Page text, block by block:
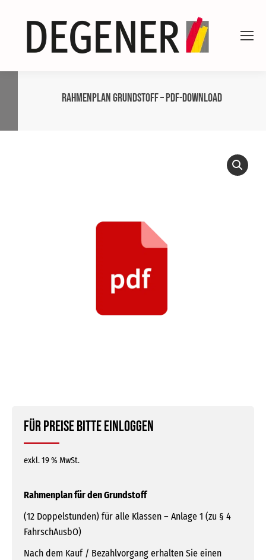
Rahmenplan Grundstoff – PDF-Download
Für Preise bitte einloggen
exkl. 19 % MwSt.
Rahmenplan für den Grundstoff
(12 Doppelstunden) für alle Klassen – Anlage 1 (zu § 4
FahrschAusbO)
Nach dem Kauf / Bezahlvorgang erhalten Sie einen